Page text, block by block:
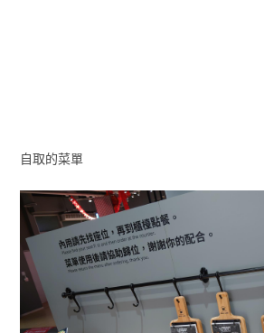
自取的菜單